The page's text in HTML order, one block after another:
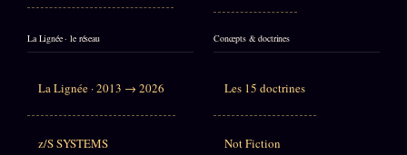
La Lignée · le réseau
La Lignée · 2013 → 2026
z/S SYSTEMS
Concepts & doctrines
Les 15 doctrines
Not Fiction